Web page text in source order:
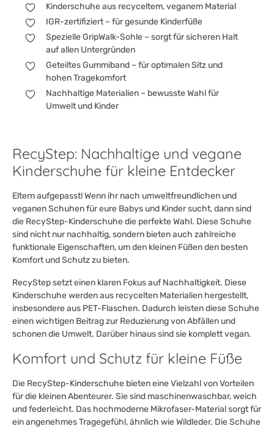
Kinderschuhe aus recyceltem, veganem Material
IGR-zertifiziert – für gesunde Kinderfüße
Spezielle GripWalk-Sohle – sorgt für sicheren Halt
auf allen Untergründen
Geteiltes Gummiband – für optimalen Sitz und
hohen Tragekomfort
Nachhaltige Materialien – bewusste Wahl für
Umwelt und Kinder
RecyStep: Nachhaltige und vegane
Kinderschuhe für kleine Entdecker
Eltern aufgepasst! Wenn ihr nach umweltfreundlichen und
veganen Schuhen für eure Babys und Kinder sucht, dann sind
die RecyStep-Kinderschuhe die perfekte Wahl. Diese Schuhe
sind nicht nur nachhaltig, sondern bieten auch zahlreiche
funktionale Eigenschaften, um den kleinen Füßen den besten
Komfort und Schutz zu bieten.
RecyStep setzt einen klaren Fokus auf Nachhaltigkeit. Diese
Kinderschuhe werden aus recycelten Materialien hergestellt,
insbesondere aus PET-Flaschen. Dadurch leisten diese Schuhe
einen wichtigen Beitrag zur Reduzierung von Abfällen und
schonen die Umwelt. Darüber hinaus sind sie komplett vegan.
Komfort und Schutz für kleine Füße
Die RecyStep-Kinderschuhe bieten eine Vielzahl von Vorteilen
für die kleinen Abenteurer. Sie sind maschinenwaschbar, weich
und federleicht. Das hochmoderne Mikrofaser-Material sorgt für
ein angenehmes Tragegefühl, ähnlich wie Wildleder. Die Schuhe